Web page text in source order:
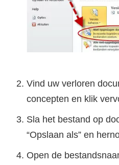
Vind uw verloren
concepten en klik
Sla het bestand op
“Opslaan als” en
Open de